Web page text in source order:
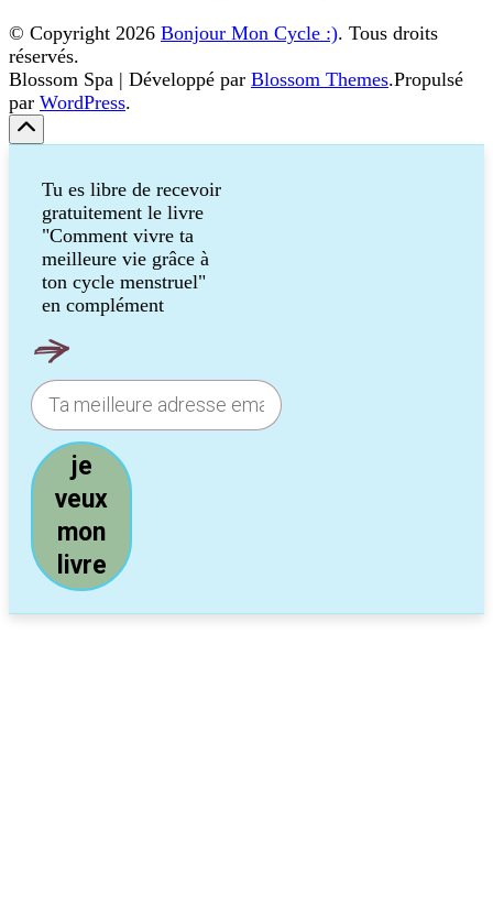
© Copyright 2026 Bonjour Mon Cycle :). Tous droits
réservés.
Blossom Spa | Développé par Blossom Themes.Propulsé
par WordPress.
Tu es libre de recevoir
gratuitement le livre
"Comment vivre ta
meilleure vie grâce à
ton cycle menstruel"
en complément
je
veux
mon
livre